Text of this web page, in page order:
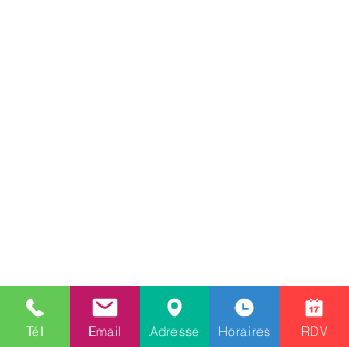
Tél Email Adresse Horaires RDV